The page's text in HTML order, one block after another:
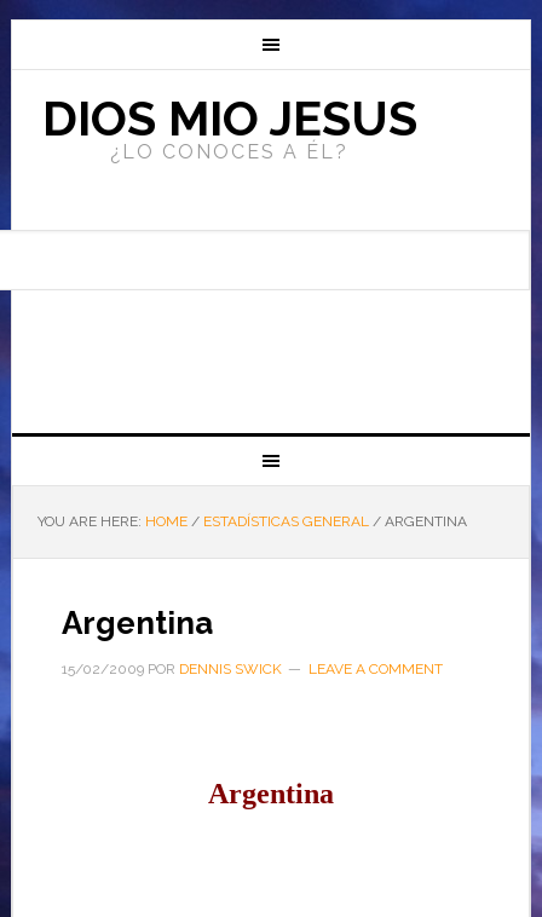
DIOS MIO JESUS
¿LO CONOCES A ÉL?
YOU ARE HERE: HOME / ESTADÍSTICAS GENERAL /ARGENTINA
Argentina
15/02/2009POR DENNIS SWICK LEAVE A COMMENT
Argentina